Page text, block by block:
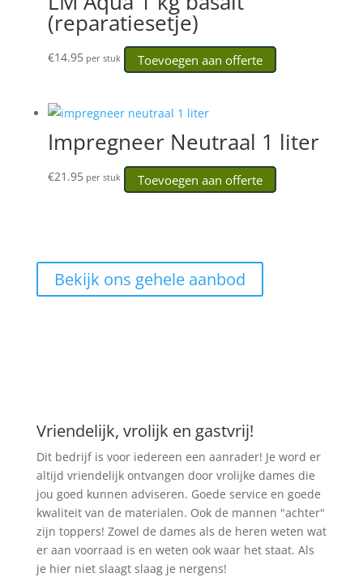
(reparatiesetje)
€14.95per stuk Toevoegen aan offerte
Impregneer Neutraal 1 liter
€21.95per stuk Toevoegen aan offerte
Bekijk ons gehele aanbod
Vriendelijk, vrolijk en gastvrij!
Dit bedrijf is voor iedereen een aanrader! Je word er
altijd vriendelijk ontvangen door vrolijke dames die
jou goed kunnen adviseren. Goede service en goede
kwaliteit van de materialen. Ook de mannen "achter"
zijn toppers! Zowel de dames als de heren weten wat
er aan voorraad is en weten ook waar het staat. Als
je hier niet slaagt slaag je nergens!